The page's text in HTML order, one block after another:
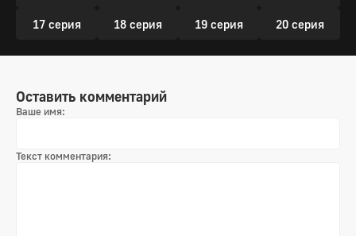
17 серия 18 серия 19 серия 20 серия
Оставить комментарий
Ваше имя:
Текст комментария: